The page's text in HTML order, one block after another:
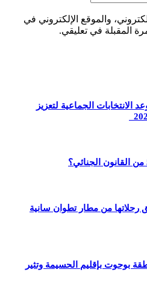
والموقع الإلكتروني في
المقبلة في تعليقي.
الانتخابات الجماعية لتعزيز
من مطار تطوان سانية
بوحوت بإقليم الحسيمة وتثير